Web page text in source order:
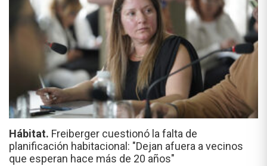
Hábitat. Freiberger cuestionó la falta de
planificación habitacional: "Dejan afuera a vecinos
que esperan hace más de 20 años"